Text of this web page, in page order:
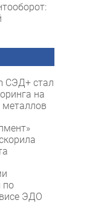
СЭД+ стал
на
металлов
по
ЭДО